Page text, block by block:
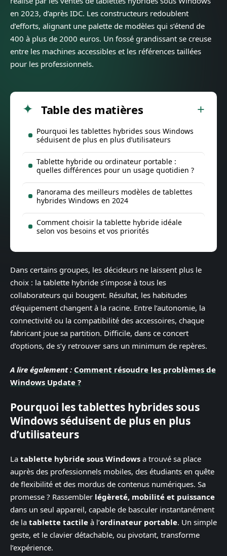
en 2023, d’après IDC. Les constructeurs redoublent
d’efforts, alignant une palette de modèles qui s’étend de
400 à plus de 2000 euros. Un fossé grandissant se creuse
entre les machines accessibles et les références taillées
pour les professionnels.
Table des matières
Pourquoi les tablettes hybrides sous Windows
séduisent de plus en plus d’utilisateurs
Tablette hybride ou ordinateur portable :
quelles différences pour un usage quotidien ?
Panorama des meilleurs modèles de tablettes
hybrides Windows en 2024
Comment choisir la tablette hybride idéale
selon vos besoins et vos priorités
Dans certains groupes, les décideurs ne laissent plus le
choix : la tablette hybride s’impose à tous les
collaborateurs qui bougent. Résultat, les habitudes
d’équipement changent à la racine. Entre l’autonomie, la
connectivité ou la compatibilité des accessoires, chaque
fabricant joue sa partition. Difficile, dans ce concert
d’options, de s’y retrouver sans un minimum de repères.
A lire également : Comment résoudre les problèmes de
Windows Update ?
Pourquoi les tablettes hybrides sous
Windows séduisent de plus en plus
d’utilisateurs
La tablette hybride sous Windows a trouvé sa place
auprès des professionnels mobiles, des étudiants en quête
de flexibilité et des mordus de contenus numériques. Sa
promesse ? Rassembler légèreté, mobilité et puissance
dans un seul appareil, capable de basculer instantanément
de la tablette tactile à l’ordinateur portable. Un simple
geste, et le clavier détachable, ou pivotant, transforme
l’expérience.